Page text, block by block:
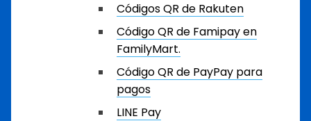
Códigos QR de Rakuten
Código QR de Famipay en
FamilyMart.
Código QR de PayPay para
pagos
LINE Pay